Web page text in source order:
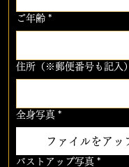
ご年齢 *
住所（※郵便番号も記入）
全身写真 *
ファイルをアッ
バストアップ写真 *